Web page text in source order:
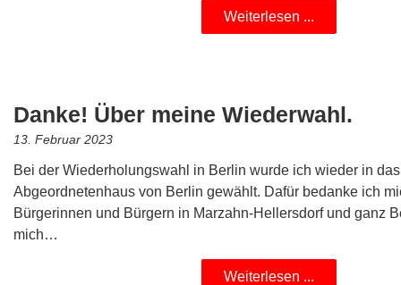
Weiterlesen ...
Danke! Über meine Wiederwahl.
13. Februar 2023
Bei der Wiederholungswahl in Berlin wurde ich wieder in das
Abgeordnetenhaus von Berlin gewählt. Dafür bedanke ich
Bürgerinnen und Bürgern in Marzahn-Hellersdorf und ganz
mich…
Weiterlesen ...